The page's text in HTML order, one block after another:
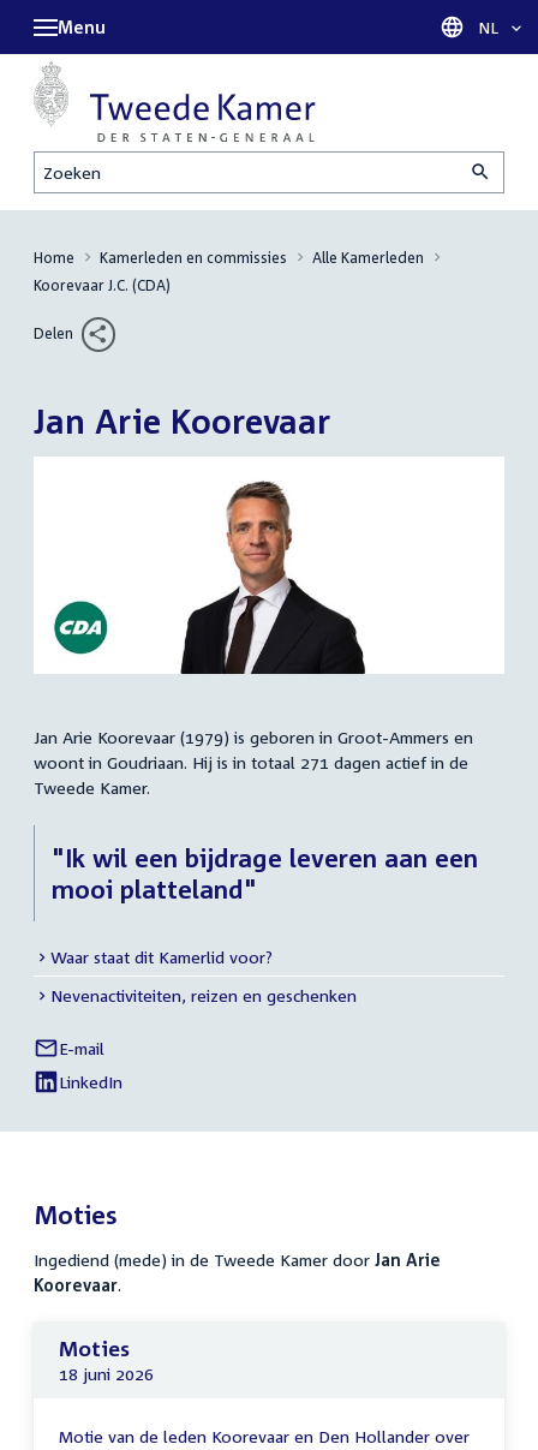
Zoeken
Menu Taal
NL
Home Kamerleden en commissies
Alle Kamerleden
Koorevaar J.C. (CDA)
Delen
Jan Arie Koorevaar
Samenvatting
Jan Arie Koorevaar (1979) is geboren in Groot-Ammers en
woont in Goudriaan. Hij is in totaal 271 dagen actief in de
Tweede Kamer.
"Ik wil een bijdrage leveren aan een
mooi platteland"
Meer
info
Waar staat dit Kamerlid voor?
Nevenactiviteiten, reizen en geschenken
Links
naar
sociale
E-mail
Jan
Arie
Koorevaar
External
LinkedIn
van
Arie
Moties
Ingediend (mede) in de Tweede Kamer door Jan Arie
Koorevaar.
Moties
18 juni 2026
Motie van de leden Koorevaar en Den Hollander over